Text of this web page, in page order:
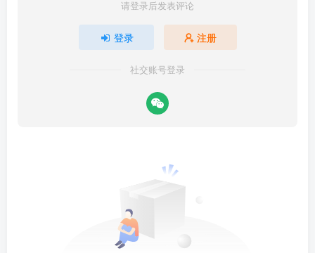
请登录后发表评论
登录 注册
社交账号登录